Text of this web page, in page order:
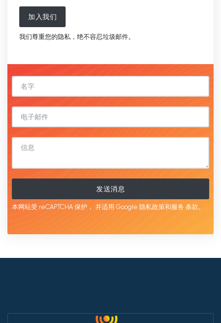
加入我们
我们尊重您的隐私，绝不容忍垃圾邮件。
发送消息
本网站受 reCAPTCHA 保护， 并适用 Google 隐私政策和服务 条款。